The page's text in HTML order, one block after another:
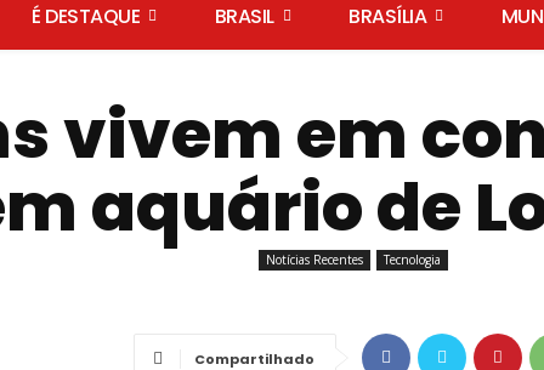
É DESTAQUE BRASIL BRASÍLIA
vivem em
aquário de
Notícias Recentes Tecnologia
Compartilhado